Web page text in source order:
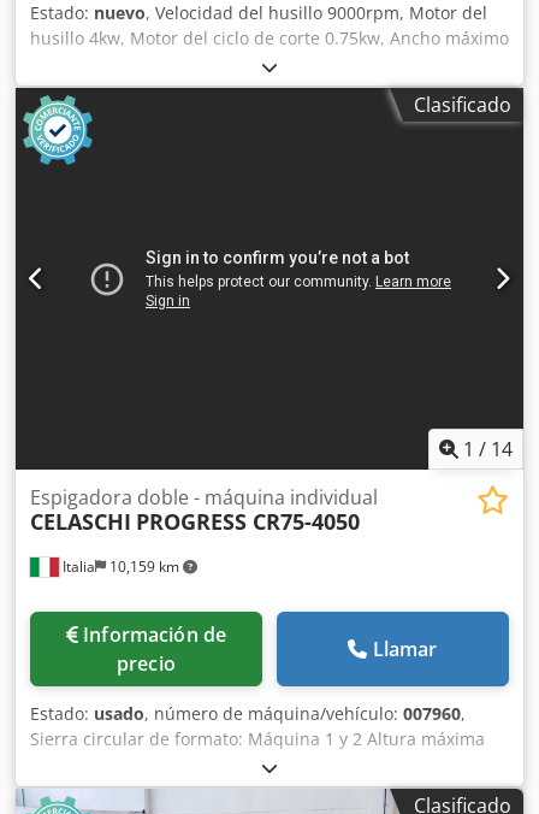
Estado: nuevo, Velocidad del husillo 9000rpm, Motor del
husillo 4kw, Motor del ciclo de corte 0.75kw, Ancho máximo
de espiga 100+2RMmm Espesor máximo de la espiga
30mm Profundidad máxima de la espiga (hombro) 50mm
Inclinación de la mesa hacia arriba 0-15 grados Inclinación
de la mesa hacia abajo 0-30 grados Inclinación lateral de la
mesa 0-20 grados Guía de la mesa ajustable de 90 a 45
1200 x 1600mm Peso 950kg
Clasificado
1 / 14
Italia 10,159 km
Espigadora doble - máquina individual
CELASCHI PROGRESS CR75-4050
Información de
precio
Llamar
Estado: usado, número de máquina/vehículo: 007960,
Sierra circular de formato: Máquina 1 y 2 Altura máxima
del panel: 200 mm Codpfxjwl Dnij Am Eorf Velocidad
máxima de avance: 36 m/min Distancia entre los ganchos:
Clasificado